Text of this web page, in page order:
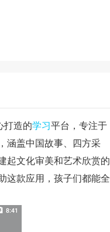
打造的学习平台，专注于
涵盖中国故事、四方采
起文化审美和艺术欣赏的
这款应用，孩子们都能全